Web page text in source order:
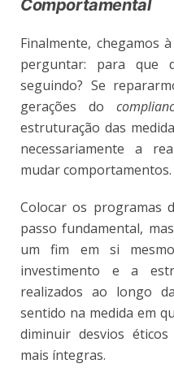
Comportamental
Finalmente, chegamos
perguntar: para que
seguindo? Se
gerações do
estruturação das
necessariamente a
mudar comportamentos.
Colocar os programas
passo fundamental,
um fim em si
investimento e a
realizados ao longo
sentido na medida em
diminuir desvios
mais íntegras.